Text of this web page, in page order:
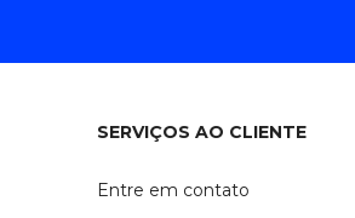
SERVIÇOS AO CLIENTE
Entre em contato